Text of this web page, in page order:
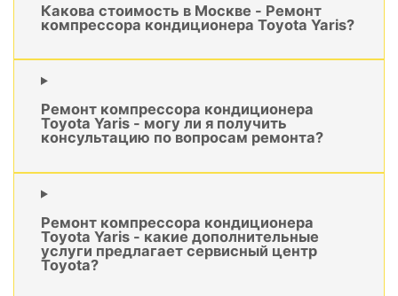
Какова стоимость в Москве - Ремонт
компрессора кондиционера Toyota Yaris?
Ремонт компрессора кондиционера
Toyota Yaris - могу ли я получить
консультацию по вопросам ремонта?
Ремонт компрессора кондиционера
Toyota Yaris - какие дополнительные
услуги предлагает сервисный центр
Toyota?